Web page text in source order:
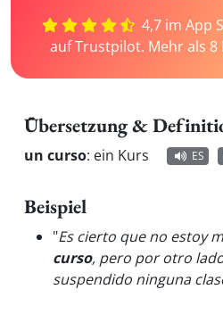
4,7 im App
auf Trustpilot. Mehr als
Übersetzung &
un curso: ein Kurs ES
Beispiel
"Es cierto que no estoy
curso, pero por otro
suspendido ninguna